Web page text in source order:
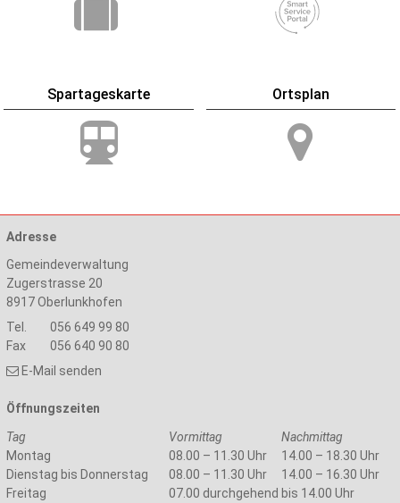
Spartageskarte Ortsplan
Adresse
Gemeindeverwaltung
Zugerstrasse 20
8917 Oberlunkhofen
Tel.
056 649 99 80
Fax
056 640 90 80
E-Mail senden
Öffnungszeiten
Tag
Vormittag
Nachmittag
Montag
08.00 – 11.30 Uhr
14.00 – 18.30 Uhr
Dienstag bis Donnerstag
08.00 – 11.30 Uhr
14.00 – 16.30 Uhr
Freitag
07.00 durchgehend bis 14.00 Uhr